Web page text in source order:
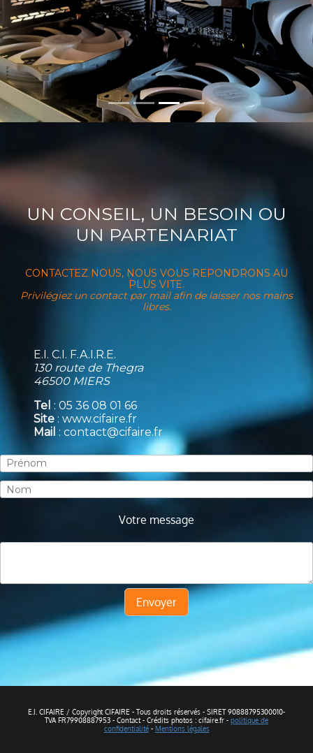
UN CONSEIL, UN BESOIN OU
UN PARTENARIAT
CONTACTEZ NOUS, NOUS VOUS REPONDRONS AU
PLUS VITE.
Privilégiez un contact par mail afin de laisser nos mains
libres.
E.I. C.I. F.A.I.R.E.
130 route de Thegra
46500 MIERS
Tel : 05 36 08 01 66
Site : www.cifaire.fr
Mail : contact@cifaire.fr
Votre message
Envoyer
E.I. CIFAIRE / Copyright CIFAIRE - Tous droits réservés - SIRET 90888795300010-
TVA FR79908887953 - Contact - Crédits photos : cifaire.fr - politique de
confidentialité- Mentions légales